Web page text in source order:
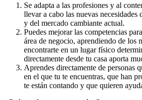
Se adapta a las profesiones y al
llevar a cabo las nuevas necesidades
y del mercado cambiante actual.
Puedes mejorar las competencias
área de negocio, aprendiendo de los
encontrarte en un lugar físico
directamente desde tu casa aporta
Aprendes directamente de personas
en el que tu te encuentras, que han
te están contando y que quieren